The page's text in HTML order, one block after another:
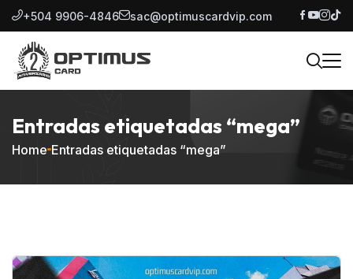
+504 9906-4846 sac@optimuscardvip.com
Entradas etiquetadas “mega”
Home Entradas etiquetadas “mega”